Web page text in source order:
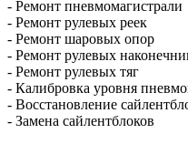
- Ремонт пневмомагистрали
- Ремонт рулевых реек
- Ремонт шаровых опор
- Ремонт рулевых
- Ремонт рулевых тяг
- Калибровка уровня
- Восстановление
- Замена сайлентблоков